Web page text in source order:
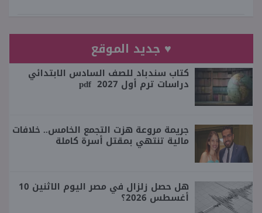
♥ جديد الموقع
كتاب سندباد للصف السادس الابتدائي
دراسات ترم أول 2027 pdf
جريمة مروعة هزت التجمع الخامس.. خلافات
مالية تنتهي بمقتل أسرة كاملة
هل حصل زلزال في مصر اليوم الاثنين 10
أغسطس 2026؟